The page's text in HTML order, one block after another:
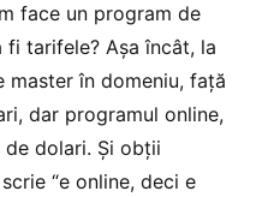
face un program de
tarifele? Așa încât, la
în domeniu, față
dar programul online,
dolari. Și obții
“e online, deci e